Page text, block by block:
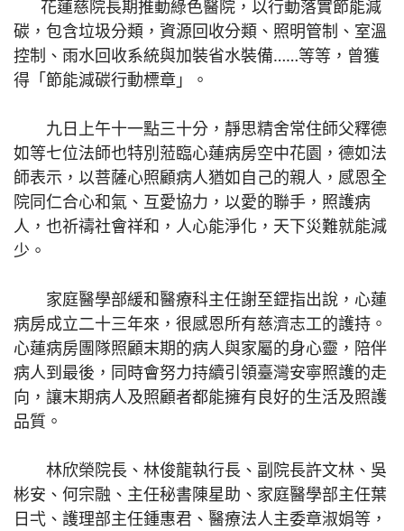
花蓮慈院長期推動綠色醫院，以行動落實節能減
碳，包含垃圾分類，資源回收分類、照明管制、室溫
控制、雨水回收系統與加裝省水裝備……等等，曾獲
得「節能減碳行動標章」。
九日上午十一點三十分，靜思精舍常住師父釋德
如等七位法師也特別蒞臨心蓮病房空中花園，德如法
師表示，以菩薩心照顧病人猶如自己的親人，感恩全
院同仁合心和氣、互愛協力，以愛的聯手，照護病
人，也祈禱社會祥和，人心能淨化，天下災難就能減
少。
家庭醫學部緩和醫療科主任謝至鎠指出說，心蓮
病房成立二十三年來，很感恩所有慈濟志工的護持。
心蓮病房團隊照顧末期的病人與家屬的身心靈，陪伴
病人到最後，同時會努力持續引領臺灣安寧照護的走
向，讓末期病人及照顧者都能擁有良好的生活及照護
品質。
林欣榮院長、林俊龍執行長、副院長許文林、吳
彬安、何宗融、主任秘書陳星助、家庭醫學部主任葉
日弌、護理部主任鍾惠君、醫療法人主委章淑娟等，